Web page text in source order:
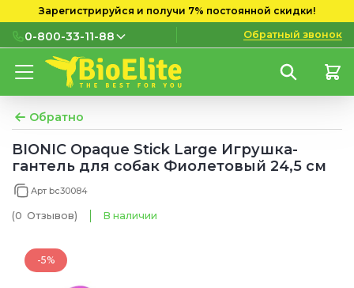
Зарегистрируйся и получи 7% постоянной скидки!
0-800-33-11-88
0-800-33-11-88
мобильных номеров
(097) 133 11 88
(095) 133 11 88
Обратный звонок
Обратно
BIONIC Opaque Stick Large Игрушка-
гантель для собак Фиолетовый 24,5 см
Арт bc30084
(0 Отзывов) В наличии
-5%